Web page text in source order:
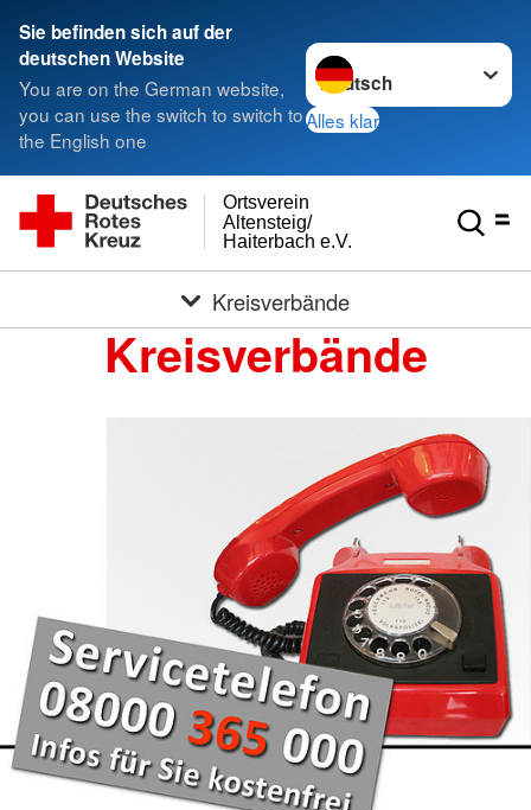
Sie befinden sich auf der
deutschen Website
You are on the German website,
you can use the switch to switch to
the English one
Sprache wechseln zu
Alles klar
Haiterbach e.V.
Altensteig/
Ortsverein
Kreisverbände
Kreisverbände